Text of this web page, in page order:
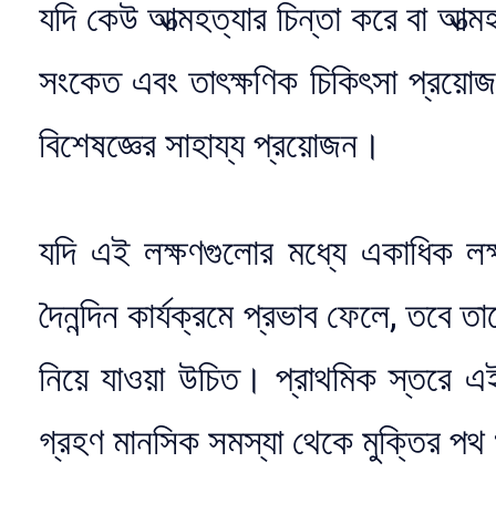
যদি কেউ আত্মহত্যার চিন্তা করে বা
সংকেত এবং তাৎক্ষণিক চিকিৎসা
বিশেষজ্ঞের সাহায্য প্রয়োজন।
যদি এই লক্ষণগুলোর মধ্যে একাধিক
দৈনন্দিন কার্যক্রমে প্রভাব ফেলে, তবে
নিয়ে যাওয়া উচিত। প্রাথমিক স্তরে
গ্রহণ মানসিক সমস্যা থেকে মুক্তির পথ